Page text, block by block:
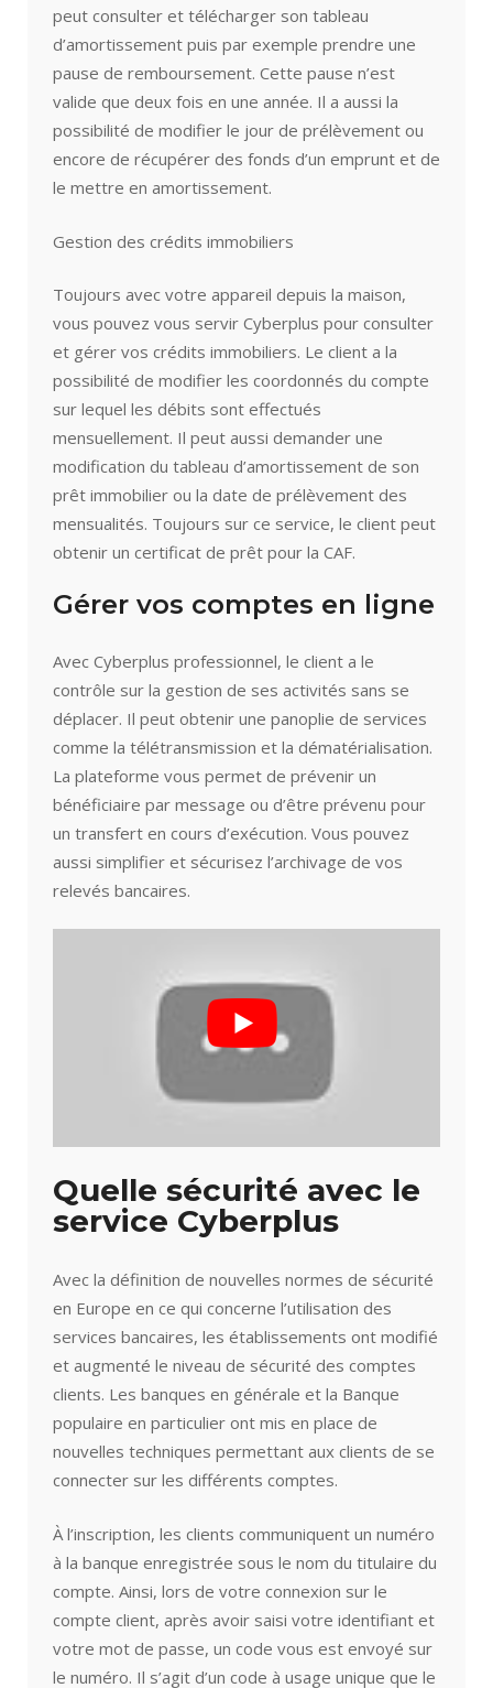
peut consulter et télécharger son tableau
d’amortissement puis par exemple prendre une
pause de remboursement. Cette pause n’est
valide que deux fois en une année. Il a aussi la
possibilité de modifier le jour de prélèvement ou
encore de récupérer des fonds d’un emprunt et de
le mettre en amortissement.
Gestion des crédits immobiliers
Toujours avec votre appareil depuis la maison,
vous pouvez vous servir Cyberplus pour consulter
et gérer vos crédits immobiliers. Le client a la
possibilité de modifier les coordonnés du compte
sur lequel les débits sont effectués
mensuellement. Il peut aussi demander une
modification du tableau d’amortissement de son
prêt immobilier ou la date de prélèvement des
mensualités. Toujours sur ce service, le client peut
obtenir un certificat de prêt pour la CAF.
Gérer vos comptes en ligne
Avec Cyberplus professionnel, le client a le
contrôle sur la gestion de ses activités sans se
déplacer. Il peut obtenir une panoplie de services
comme la télétransmission et la dématérialisation.
La plateforme vous permet de prévenir un
bénéficiaire par message ou d’être prévenu pour
un transfert en cours d’exécution. Vous pouvez
aussi simplifier et sécurisez l’archivage de vos
relevés bancaires.
Quelle sécurité avec le
service Cyberplus
Avec la définition de nouvelles normes de sécurité
en Europe en ce qui concerne l’utilisation des
services bancaires, les établissements ont modifié
et augmenté le niveau de sécurité des comptes
clients. Les banques en générale et la Banque
populaire en particulier ont mis en place de
nouvelles techniques permettant aux clients de se
connecter sur les différents comptes.
À l’inscription, les clients communiquent un numéro
à la banque enregistrée sous le nom du titulaire du
compte. Ainsi, lors de votre connexion sur le
compte client, après avoir saisi votre identifiant et
votre mot de passe, un code vous est envoyé sur
le numéro. Il s’agit d’un code à usage unique que le